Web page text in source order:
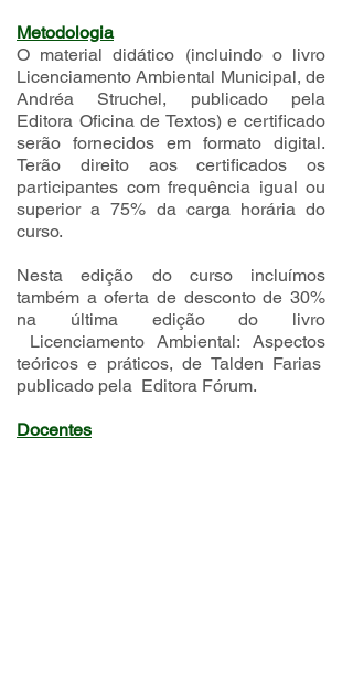
Metodologia
O material didático (incluindo o livro
Licenciamento Ambiental Municipal, de
Andréa Struchel, publicado pela
Editora Oficina de Textos) e certificado
serão fornecidos em formato digital.
Terão direito aos certificados os
participantes com frequência igual ou
superior a 75% da carga horária do
curso.
Nesta edição do curso incluímos
também a oferta de desconto de 30%
na última edição do livro
Licenciamento Ambiental: Aspectos
teóricos e práticos, de Talden Farias
publicado pela Editora Fórum.
Docentes